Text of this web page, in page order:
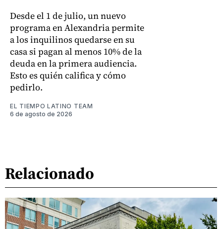
Desde el 1 de julio, un nuevo
programa en Alexandria permite
a los inquilinos quedarse en su
casa si pagan al menos 10% de la
deuda en la primera audiencia.
Esto es quién califica y cómo
pedirlo.
EL TIEMPO LATINO TEAM
6 de agosto de 2026
Relacionado